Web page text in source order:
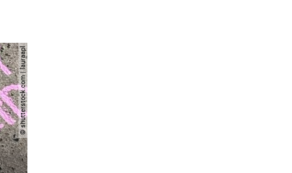
© shutterstock.com | lauraapl